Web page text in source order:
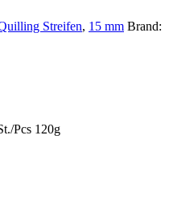
Streifen, 15 mm Brand:
Pcs 120g